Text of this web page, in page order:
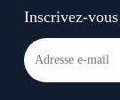
Inscrivez-